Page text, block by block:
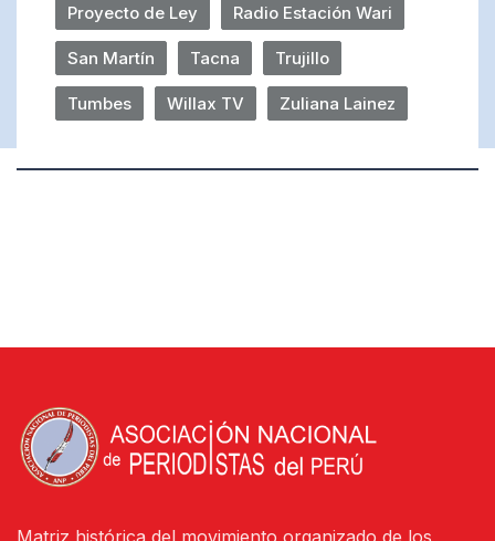
Proyecto de Ley Radio Estación Wari
San Martín Tacna Trujillo
Tumbes Willax TV Zuliana Lainez
Matriz histórica del movimiento organizado de los